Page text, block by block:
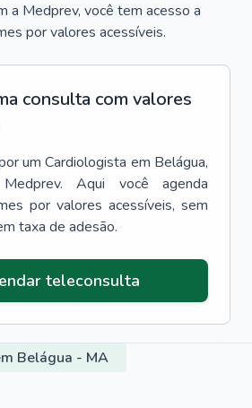
a Medprev, você tem acesso a
por valores acessíveis.
consulta com valores
um Cardiologista em Belágua,
Aqui você agenda
por valores acessíveis, sem
taxa de adesão.
teleconsulta
Belágua - MA